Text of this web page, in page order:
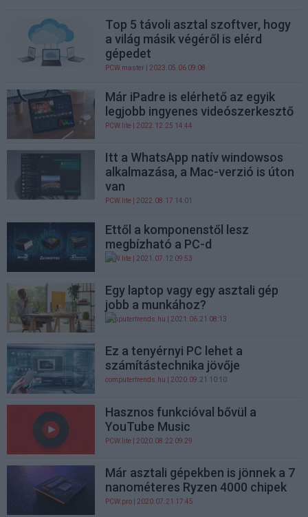
Top 5 távoli asztal szoftver, hogy
a világ másik végéről is elérd
gépedet
PCW.master | 2023.05.06 09:08
Már iPadre is elérhető az egyik
legjobb ingyenes videószerkesztő
PCW.lite | 2022.12.25 14:44
Itt a WhatsApp natív windowsos
alkalmazása, a Mac-verzió is úton
van
PCW.lite | 2022.08.17 14:01
Ettől a komponenstől lesz
megbízható a PC-d
PCW.lite | 2021.07.12 09:53
Egy laptop vagy egy asztali gép
jobb a munkához?
computertrends.hu | 2021.06.21 08:13
Ez a tenyérnyi PC lehet a
számítástechnika jövője
computertrends.hu | 2020.09.21 10:10
Hasznos funkcióval bővül a
YouTube Music
PCW.lite | 2020.08.22 09:29
Már asztali gépekben is jönnek a 7
nanométeres Ryzen 4000 chipek
PCW.pro | 2020.07.21 17:45